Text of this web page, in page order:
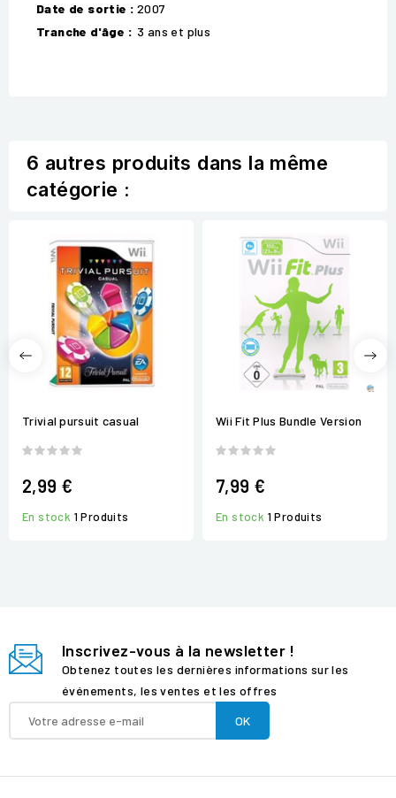
Date de sortie : 2007
Tranche d'âge : 3 ans et plus
6 autres produits dans la même
catégorie :
Trivial pursuit casual
2,99 €
En stock 1 Produits
Wii Fit Plus Bundle Version
7,99 €
En stock 1 Produits
Inscrivez-vous à la newsletter !
Obtenez toutes les dernières informations sur les
événements, les ventes et les offres